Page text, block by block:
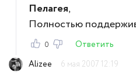
Пелагея,
Полностью
0
Ответить
Alizee
6 мая 2007 12:19